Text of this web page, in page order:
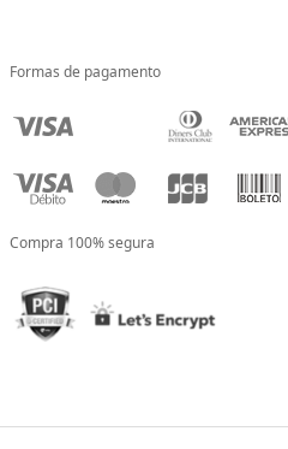
Formas de pagamento
Compra 100% segura